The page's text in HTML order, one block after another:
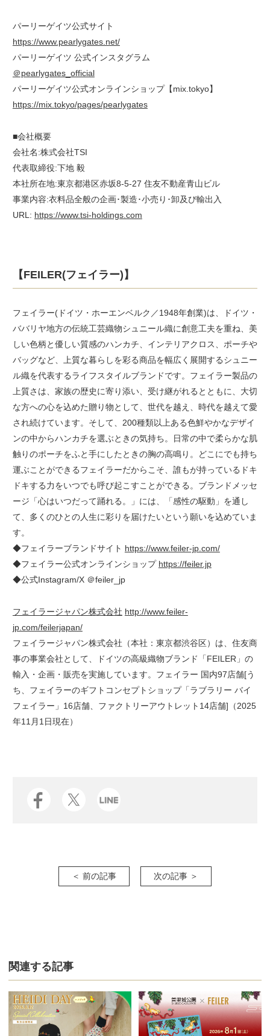
パーリーゲイツ公式サイト
https://www.pearlygates.net/
パーリーゲイツ 公式インスタグラム
＠pearlygates_official
パーリーゲイツ公式オンラインショップ【mix.tokyo】
https://mix.tokyo/pages/pearlygates
■会社概要
会社名:株式会社TSI
代表取締役:下地 毅
本社所在地:東京都港区赤坂8-5-27 住友不動産青山ビル
事業内容:衣料品全般の企画･製造･小売り･卸及び輸出入
URL: https://www.tsi-holdings.com
【FEILER(フェイラー)】
フェイラー(ドイツ・ホーエンベルク／1948年創業)は、ドイツ・
ババリヤ地方の伝統工芸織物シュニール織に創意工夫を重ね、美
しい色柄と優しい質感のハンカチ、インテリアクロス、ポーチや
バッグなど、上質な暮らしを彩る商品を幅広く展開するシュニー
ル織を代表するライフスタイルブランドです。フェイラー製品の
上質さは、家族の歴史に寄り添い、受け継がれるとともに、大切
な方への心を込めた贈り物として、世代を越え、時代を越えて愛
され続けています。そして、200種類以上ある色鮮やかなデザイ
ンの中からハンカチを選ぶときの気持ち。日常の中で柔らかな肌
触りのポーチをふと手にしたときの胸の高鳴り。どこにでも持ち
運ぶことができるフェイラーだからこそ、誰もが持っているドキ
ドキする力をいつでも呼び起こすことができる。ブランドメッセ
ージ「心はいつだって踊れる。」には、「感性の駆動」を通し
て、多くのひとの人生に彩りを届けたいという願いを込めていま
す。
◆フェイラーブランドサイト https://www.feiler-jp.com/
◆フェイラー公式オンラインショップ https://feiler.jp
◆公式Instagram/X ＠feiler_jp
フェイラージャパン株式会社 http://www.feiler-
jp.com/feilerjapan/
フェイラージャパン株式会社（本社：東京都渋谷区）は、住友商
事の事業会社として、ドイツの高級織物ブランド「FEILER」の
輸入・企画・販売を実施しています。フェイラー 国内97店舗[う
ち、フェイラーのギフトコンセプトショップ「ラブラリー バイ
フェイラー」16店舗、ファクトリーアウトレット14店舗]（2025
年11月1日現在）
＜ 前の記事 次の記事 ＞
関連する記事